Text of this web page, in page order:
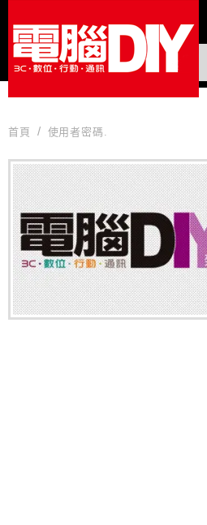
首頁 使用者密碼.
使用者密碼.